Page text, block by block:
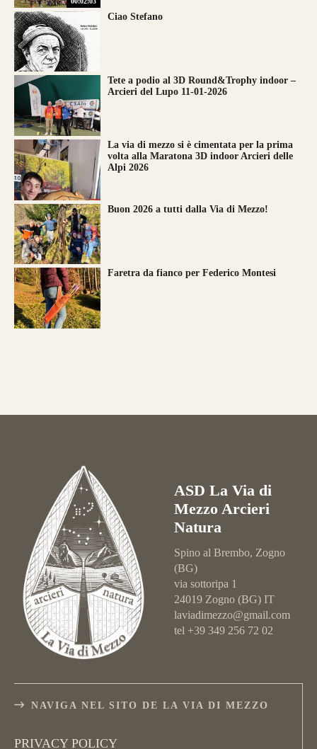
Ciao Stefano
Tete a podio al 3D Round&Trophy indoor –
Arcieri del Lupo 11-01-2026
La via di mezzo si è cimentata per la prima
volta alla Maratona 3D indoor Arcieri delle
Alpi 2026
Buon 2026 a tutti dalla Via di Mezzo!
Faretra da fianco per Federico Montesi
ASD La Via di
Mezzo Arcieri
Natura
Spino al Brembo, Zogno
(BG)
via sottoripa 1
24019 Zogno (BG) IT
laviadimezzo@gmail.com
tel +39 349 256 72 02
NAVIGA NEL SITO DE LA VIA DI MEZZO
PRIVACY POLICY